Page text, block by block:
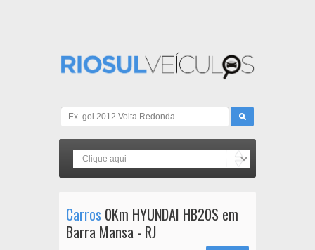
Carros 0Km HYUNDAI HB20S em
Barra Mansa - RJ